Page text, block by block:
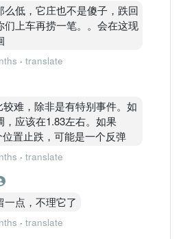
么低，它庄也不是傻子，跌回
们上车再捞一笔。。会在这现
· translate
较难，除非是有特别事件。如
，应该在1.83左右。如果
位置止跌，可能是一个反弹
· translate
一点，不理它了
· translate